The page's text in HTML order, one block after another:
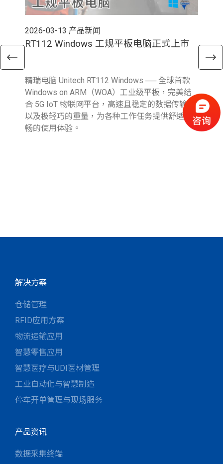
2026-03-13 产品新闻
RT112 Windows 工规平板电脑正式上市
精瑞电脑 Unitech RT112 Windows ── 全球首款
Windows on ARM（WOA）工业级平板，完美结
合 5G IoT 物联网平台，高速且稳定的数据传输，
以及极轻巧的重量，为各种工作任务提供舒适流
畅的使用体验。
新
Fi
输
解决方案
仓储管理
RFID应用方案
物流运输应用
智慧零售应用
智慧医疗与UDI医材管理
工业自动化与智慧制造
停车开单管理与现场服务
产品资讯
数据采集终端